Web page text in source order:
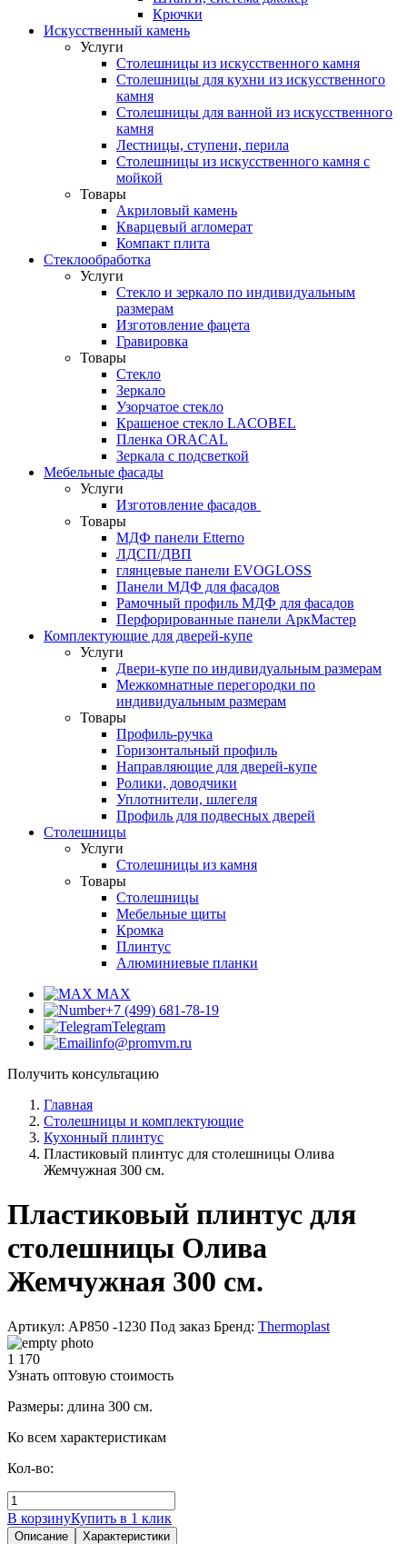
Крючки
Искусственный камень
Услуги
Столешницы из искусственного камня
Столешницы для кухни из искусственного
камня
Столешницы для ванной из искусственного
камня
Лестницы, ступени, перила
Столешницы из искусственного камня с
мойкой
Товары
Акриловый камень
Кварцевый агломерат
Компакт плита
Стеклообработка
Услуги
Стекло и зеркало по индивидуальным
размерам
Изготовление фацета
Гравировка
Товары
Стекло
Зеркало
Узорчатое стекло
Крашеное стекло LACOBEL
Пленка ORACAL
Зеркала с подсветкой
Мебельные фасады
Услуги
Изготовление фасадов
Товары
МДФ панели Etterno
ЛДСП/ДВП
глянцевые панели EVOGLOSS
Панели МДФ для фасадов
Рамочный профиль МДФ для фасадов
Перфорированные панели АркМастер
Комплектующие для дверей-купе
Услуги
Двери-купе по индивидуальным размерам
Межкомнатные перегородки по
индивидуальным размерам
Товары
Профиль-ручка
Горизонтальный профиль
Направляющие для дверей-купе
Ролики, доводчики
Уплотнители, шлегеля
Профиль для подвесных дверей
Столешницы
Услуги
Столешницы из камня
Товары
Столешницы
Мебельные щиты
Кромка
Плинтус
Алюминиевые планки
MAX
+7 (499) 681-78-19
Telegram
info@promvm.ru
Получить консультацию
Главная
Столешницы и комплектующие
Кухонный плинтус
Пластиковый плинтус для столешницы Олива
Жемчужная 300 см.
Пластиковый плинтус для
столешницы Олива
Жемчужная 300 см.
Артикул: АР850 -1230 Под заказ Бренд: Thermoplast
1 170
Узнать оптовую стоимость
Размеры: длина 300 см.
Ко всем характеристикам
Кол-во:
В корзинуКупить в 1 клик
Описание Характеристики